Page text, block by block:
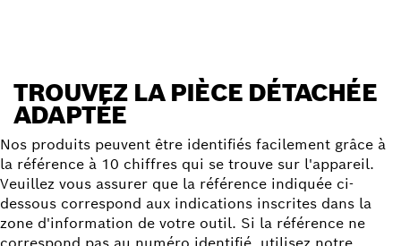
TROUVEZ LA PIÈCE DÉTACHÉE
ADAPTÉE
Nos produits peuvent être identifiés facilement grâce à
la référence à 10 chiffres qui se trouve sur l'appareil.
Veuillez vous assurer que la référence indiquée ci-
dessous correspond aux indications inscrites dans la
zone d'information de votre outil. Si la référence ne